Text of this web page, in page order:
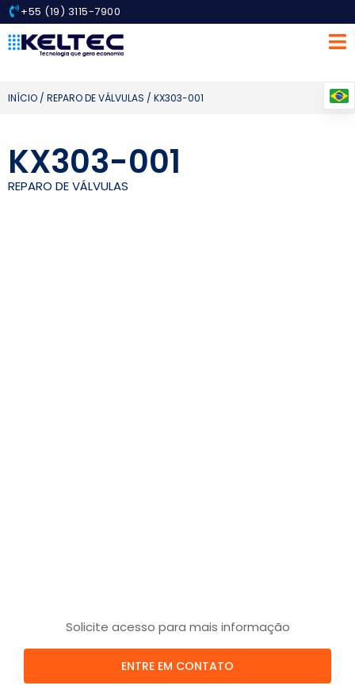
+55 (19) 3115-7900
INÍCIO / REPARO DE VÁLVULAS / KX303-001
KX303-001
REPARO DE VÁLVULAS
Solicite acesso para mais informação
ENTRE EM CONTATO